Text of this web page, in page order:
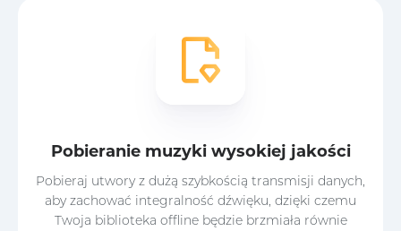
Pobieranie muzyki wysokiej jakości
Pobieraj utwory z dużą szybkością transmisji danych,
aby zachować integralność dźwięku, dzięki czemu
Twoja biblioteka offline będzie brzmiała równie